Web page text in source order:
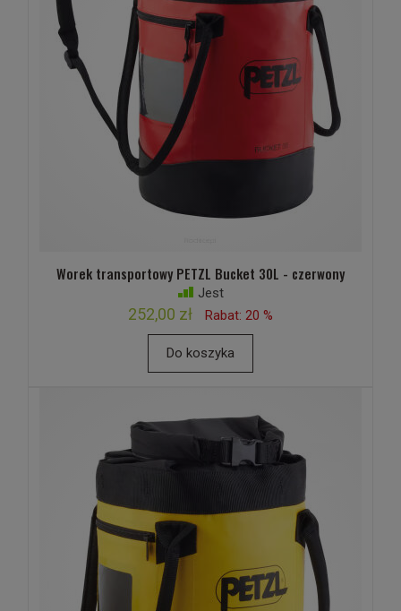
Worek transportowy PETZL Bucket 30L - czerwony
Jest
252,00 zł Rabat: 20 %
Do koszyka